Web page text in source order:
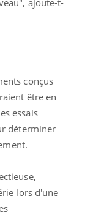
conçus
être en
essais
déterminer
lors d'une